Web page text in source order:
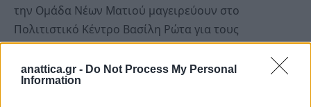
anattica.gr - Do Not Process My Personal
Information
την Ομάδα Νέων Ματιού μαγειρεύουν στο
Πολιτιστικό Κέντρο Βασίλη Ρώτα για τους
Τους ευχαριστούμε για την εμπιστοσύνη και την